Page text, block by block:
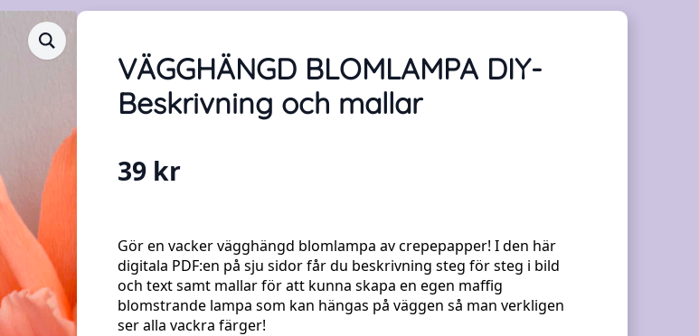
VÄGGHÄNGD BLOMLAMPA DIY-
Beskrivning och mallar
39 kr
Gör en vacker vägghängd blomlampa av crepepapper! I den här
digitala PDF:en på sju sidor får du beskrivning steg för steg i bild
och text samt mallar för att kunna skapa en egen maffig
blomstrande lampa som kan hängas på väggen så man verkligen
ser alla vackra färger!